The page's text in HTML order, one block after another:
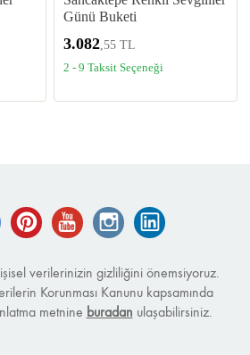
Günü Buketi
3.082 ,55 TL
2 - 9 Taksit Seçeneği
Twitter Pinterest YouTube Instagram
verilerinizin gizliliğini önemsiyoruz.
Korunması Kanunu kapsamında
metnine buradan ulaşabilirsiniz.